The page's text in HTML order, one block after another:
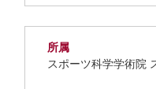
所属
スポーツ科学学術院